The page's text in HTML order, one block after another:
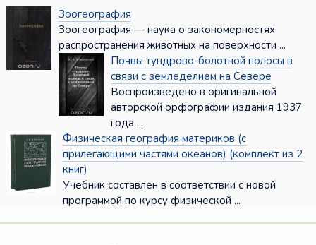
Зоогеография
Зоогеография — наука о закономерностях
распространения животных на поверхности ...
Почвы тундрово-болотной полосы в
связи с земледелием на Севере
Воспроизведено в оригинальной
авторской орфографии издания 1937
года ...
Физическая география материков (с
прилегающими частями океанов) (комплект из 2
книг)
Учебник составлен в соответствии с новой
программой по курсу физической ...